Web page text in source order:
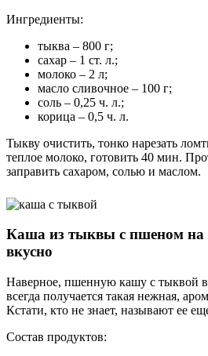
Ингредиенты:
тыква – 800 г;
сахар – 1 ст. л.;
молоко – 2 л;
масло сливочное – 100 г;
соль – 0,25 ч. л.;
корица – 0,5 ч. л.
Тыкву очистить, тонко нарезать
теплое молоко, готовить 40 мин.
заправить сахаром, солью и маслом.
Каша из тыквы с пшеном на
вкусно
Наверное, пшенную кашу с тыквой
всегда получается такая нежная,
Кстати, кто не знает, называют ее
Состав продуктов: